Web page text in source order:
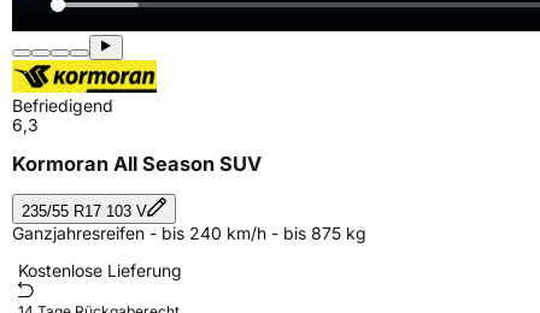
Befriedigend
6,3
Kormoran All Season SUV
235/55 R17 103 V
Ganzjahresreifen - bis 240 km/h - bis 875 kg
Kostenlose Lieferung